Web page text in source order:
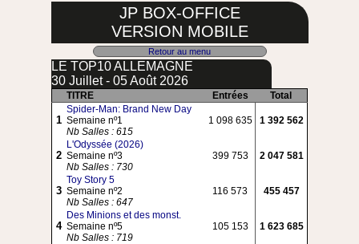
JP BOX-OFFICE
VERSION MOBILE
Retour au menu
LE TOP10 ALLEMAGNE
30 Juillet - 05 Août 2026
TITRE Entrées Total
1
Spider-Man: Brand New Day
Semaine nº1
Nb Salles : 615
1 098 635 1 392 562
2
L'Odyssée (2026)
Semaine nº3
Nb Salles : 730
399 753 2 047 581
3
Toy Story 5
Semaine nº2
Nb Salles : 647
116 573 455 457
4
Des Minions et des monst.
Semaine nº5
Nb Salles : 719
105 153 1 623 685